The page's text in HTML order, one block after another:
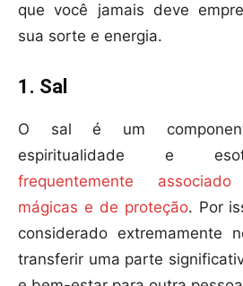
que você jamais deve
sua sorte e energia.
1. Sal
O sal é um
espiritualidade e
frequentemente
mágicas e de proteção. Por
considerado extremamente
transferir uma parte